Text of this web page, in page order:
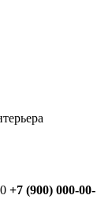
+7 (900) 000-00-